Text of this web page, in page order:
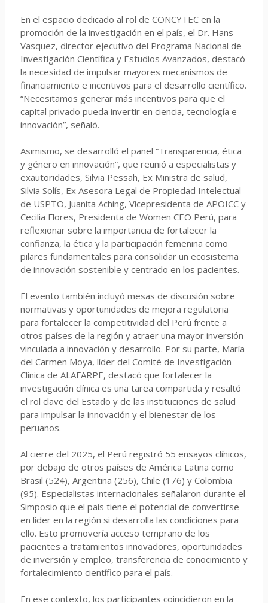
En el espacio dedicado al rol de CONCYTEC en la
promoción de la investigación en el país, el Dr. Hans
Vasquez, director ejecutivo del Programa Nacional de
Investigación Científica y Estudios Avanzados, destacó
la necesidad de impulsar mayores mecanismos de
financiamiento e incentivos para el desarrollo científico.
“Necesitamos generar más incentivos para que el
capital privado pueda invertir en ciencia, tecnología e
innovación”, señaló.
Asimismo, se desarrolló el panel “Transparencia, ética
y género en innovación”, que reunió a especialistas y
exautoridades, Silvia Pessah, Ex Ministra de salud,
Silvia Solís, Ex Asesora Legal de Propiedad Intelectual
de USPTO, Juanita Aching, Vicepresidenta de APOICC y
Cecilia Flores, Presidenta de Women CEO Perú, para
reflexionar sobre la importancia de fortalecer la
confianza, la ética y la participación femenina como
pilares fundamentales para consolidar un ecosistema
de innovación sostenible y centrado en los pacientes.
El evento también incluyó mesas de discusión sobre
normativas y oportunidades de mejora regulatoria
para fortalecer la competitividad del Perú frente a
otros países de la región y atraer una mayor inversión
vinculada a innovación y desarrollo. Por su parte, María
del Carmen Moya, líder del Comité de Investigación
Clínica de ALAFARPE, destacó que fortalecer la
investigación clínica es una tarea compartida y resaltó
el rol clave del Estado y de las instituciones de salud
para impulsar la innovación y el bienestar de los
peruanos.
Al cierre del 2025, el Perú registró 55 ensayos clínicos,
por debajo de otros países de América Latina como
Brasil (524), Argentina (256), Chile (176) y Colombia
(95). Especialistas internacionales señalaron durante el
Simposio que el país tiene el potencial de convertirse
en líder en la región si desarrolla las condiciones para
ello. Esto promovería acceso temprano de los
pacientes a tratamientos innovadores, oportunidades
de inversión y empleo, transferencia de conocimiento y
fortalecimiento científico para el país.
En ese contexto, los participantes coincidieron en la